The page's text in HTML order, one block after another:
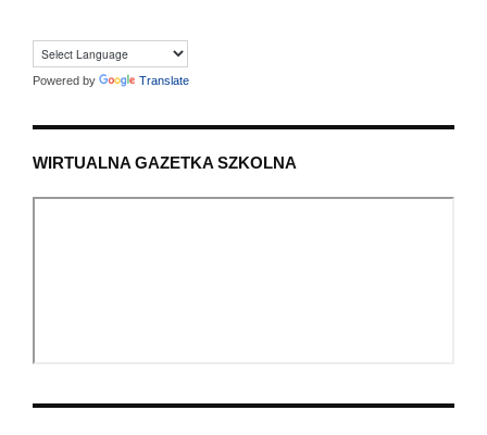
Powered by Translate
WIRTUALNA GAZETKA SZKOLNA